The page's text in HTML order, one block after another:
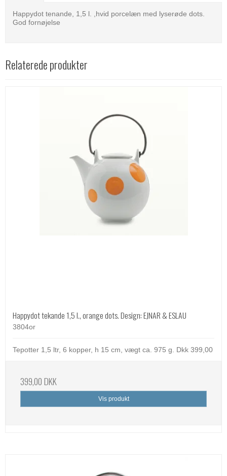
Happydot tenande, 1,5 l. ,hvid porcelæn med lyserøde dots.
God fornøjelse
Relaterede produkter
Happydot tekande 1,5 l., orange dots. Design: EJNAR & ESLAU
3804or
Tepotter 1,5 ltr, 6 kopper, h 15 cm, vægt ca. 975 g. Dkk 399,00
399,00 DKK
Vis produkt